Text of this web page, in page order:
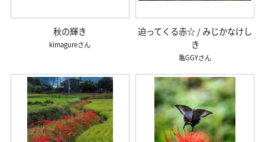
秋の輝き
kimagure
迫ってくる赤☆ / みじかなけし
き
亀GGY